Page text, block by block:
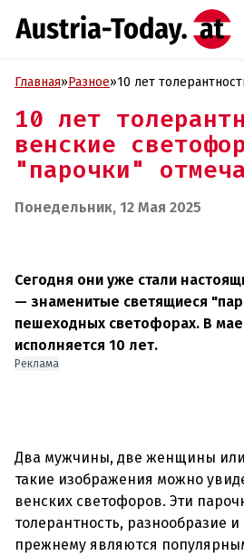
Главная»Разное»10 лет
10 лет
венские
"парочки"
Понедельник, 12 Мая 2025
Сегодня они уже стали
— знаменитые светящиеся
пешеходных светофорах. В мае
исполняется 10 лет.
Реклама
Два мужчины, две женщины
такие изображения можно
венских светофоров. Эти
толерантность, разнообразие
прежнему являются